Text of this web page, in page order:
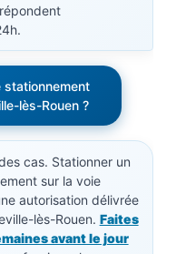
stationnement
lès-Rouen ?
cas. Stationner un
sur la voie
autorisation délivrée
lès-Rouen. Faites
avant le jour